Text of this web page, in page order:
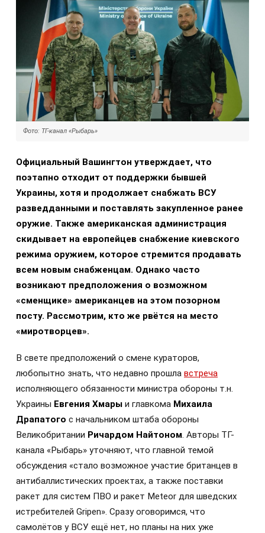
Фото: ТГ-канал «Рыбарь»
Официальный Вашингтон утверждает, что
поэтапно отходит от поддержки бывшей
Украины, хотя и продолжает снабжать ВСУ
разведданными и поставлять закупленное ранее
оружие. Также американская администрация
скидывает на европейцев снабжение киевского
режима оружием, которое стремится продавать
всем новым снабженцам. Однако часто
возникают предположения о возможном
«сменщике» американцев на этом позорном
посту. Рассмотрим, кто же рвётся на место
«миротворцев».
В свете предположений о смене кураторов,
любопытно знать, что недавно прошла встреча
исполняющего обязанности министра обороны т.н.
Украины Евгения Хмары и главкома Михаила
Драпатого с начальником штаба обороны
Великобритании Ричардом Найтоном. Авторы ТГ-
канала «Рыбарь» уточняют, что главной темой
обсуждения «стало возможное участие британцев в
антибаллистических проектах, а также поставки
ракет для систем ПВО и ракет Meteor для шведских
истребителей Gripen». Сразу оговоримся, что
самолётов у ВСУ ещё нет, но планы на них уже